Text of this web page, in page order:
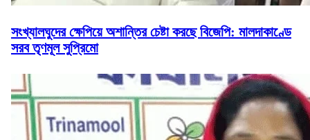
সংখ্যালঘুদের ক্ষেপিয়ে অশান্তির চেষ্টা করছে বিজেপি: মালদাকাণ্ডে
সরব তৃণমূল সুপ্রিমো